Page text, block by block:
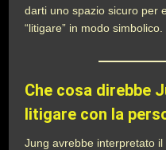
darti uno spazio sicuro per
“litigare” in modo simbolico.
Che cosa direbbe
litigare con la
Jung avrebbe interpretato